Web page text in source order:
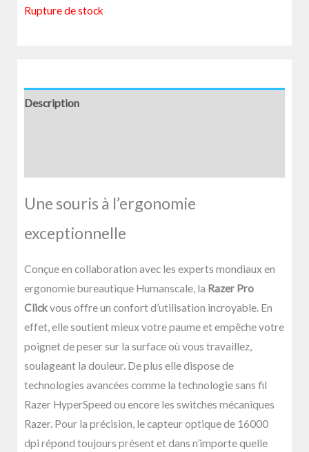
Rupture de stock
Description
Une souris à l’ergonomie
exceptionnelle
Conçue en collaboration avec les experts mondiaux en
ergonomie bureautique Humanscale, la Razer Pro
Clickvous offre un confort d’utilisation incroyable. En
effet, elle soutient mieux votre paume et empêche votre
poignet de peser sur la surface où vous travaillez,
soulageant la douleur. De plus elle dispose de
technologies avancées comme la technologie sans fil
Razer HyperSpeed ou encore les switches mécaniques
Razer. Pour la précision, le capteur optique de 16000
dpi répond toujours présent et dans n’importe quelle